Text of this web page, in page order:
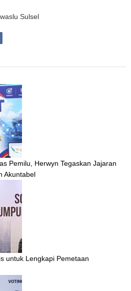
Sulsel
Pemilu, Herwyn Tegaskan Jajaran
Akuntabel
untuk Lengkapi Pemetaan